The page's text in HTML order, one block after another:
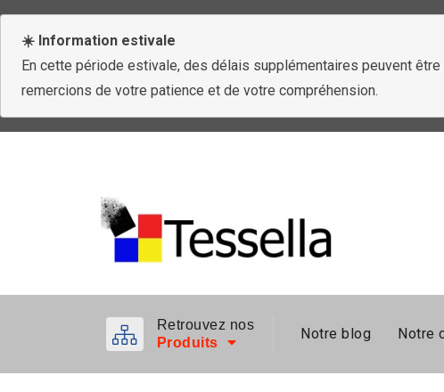
☀️ Information estivale
En cette période estivale, des délais supplémentaires peuvent
remercions de votre patience et de votre compréhension.
Retrouvez nos
Produits
Notre blog Notre